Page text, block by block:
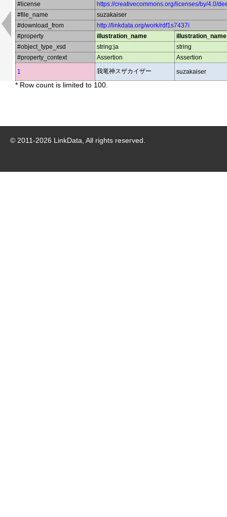
#license
https://creativecommons.org/licenses/by/4.0/
#file_name
suzakaiser
#download_from
http://linkdata.org/work/rdf1s7437i
#property
illustration_name
#object_type_xsd
string:ja
string
#property_context
Assertion
Assertion
1
我竜神スザカイザー suzakaiser
* Row count is limited to 100.
© 2011-2026 LinkData, All rights reserved.